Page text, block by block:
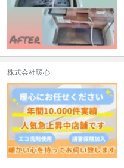
株式会社暖心